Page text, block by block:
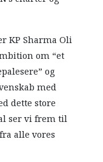
KP Sharma Oli
om “et
og
med
dette store
ser vi frem til
alle vores